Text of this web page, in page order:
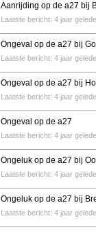
Aanrijding op de a27 bij
Laatste bericht: 4 jaar
Ongeval op de a27 bij
Laatste bericht: 4 jaar
Ongeval op de a27 bij
Laatste bericht: 4 jaar
Ongeval op de a27
Laatste bericht: 4 jaar
Ongeluk op de a27 bij
Laatste bericht: 4 jaar
Ongeluk op de a27 bij
Laatste bericht: 4 jaar